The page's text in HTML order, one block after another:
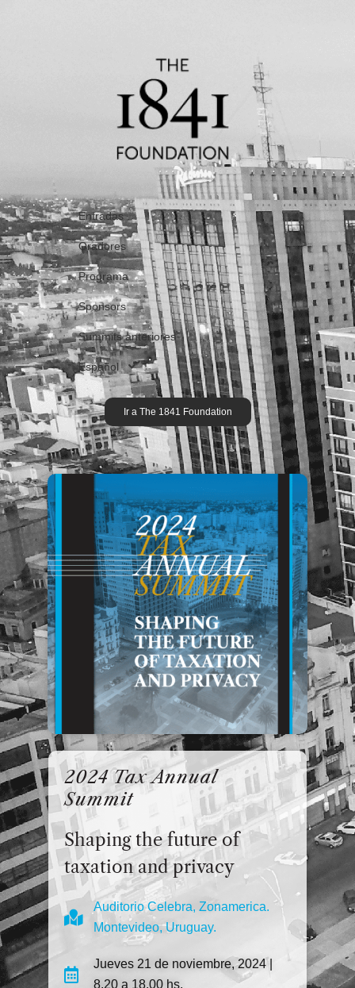
Entradas
Oradores
Programa
Sponsors
Summits anteriores
Español
Ir a The 1841 Foundation
2024 Tax Annual
Summit
Shaping the future of
taxation and privacy
Auditorio Celebra, Zonamerica.
Montevideo, Uruguay.
Jueves 21 de noviembre, 2024 |
8.20 a 18.00 hs.